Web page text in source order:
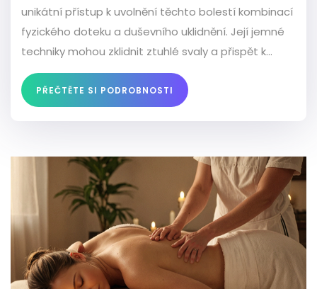
unikátní přístup k uvolnění těchto bolestí kombinací
fyzického doteku a duševního uklidnění. Její jemné
techniky mohou zklidnit ztuhlé svaly a přispět k
celkové harmonizaci těla a mysli. V článku se
zaměříme na účinnost a metody této masáže při
bolesti zad a poskytneme praktické rady pro její
PŘEČTĚTE SI PODROBNOSTI